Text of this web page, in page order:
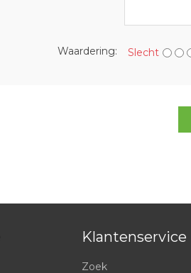
Waardering: Slecht
Klantenservice
Zoek